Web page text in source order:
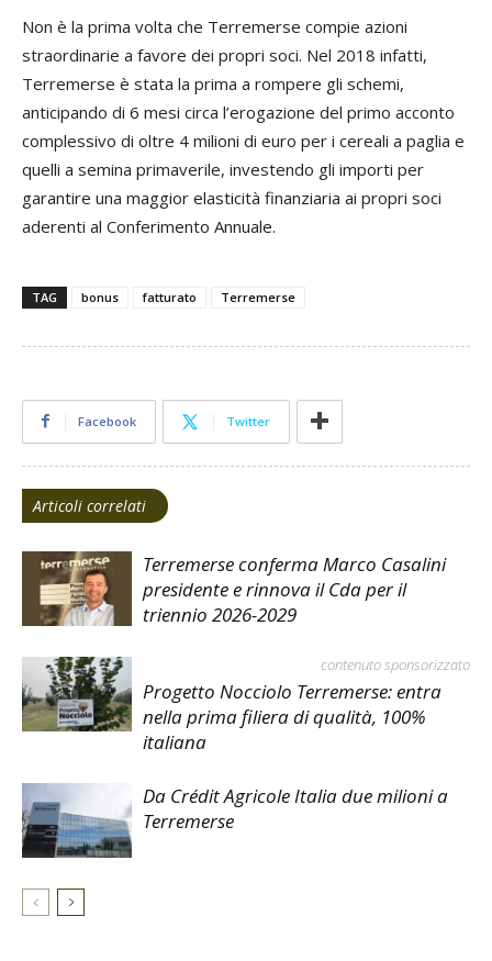
Non è la prima volta che Terremerse compie azioni
straordinarie a favore dei propri soci. Nel 2018 infatti,
Terremerse è stata la prima a rompere gli schemi,
anticipando di 6 mesi circa l’erogazione del primo acconto
complessivo di oltre 4 milioni di euro per i cereali a paglia e
quelli a semina primaverile, investendo gli importi per
garantire una maggior elasticità finanziaria ai propri soci
aderenti al Conferimento Annuale.
TAG bonus fatturato Terremerse
Facebook Twitter
Articoli correlati
Terremerse conferma Marco Casalini
presidente e rinnova il Cda per il
triennio 2026-2029
contenuto sponsorizzato
Progetto Nocciolo Terremerse: entra
nella prima filiera di qualità, 100%
italiana
Da Crédit Agricole Italia due milioni a
Terremerse